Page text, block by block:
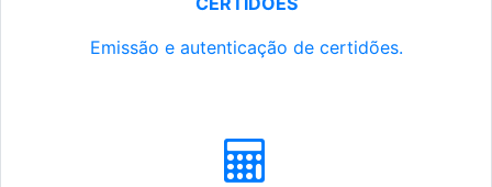
Emissão e autenticação de certidões.